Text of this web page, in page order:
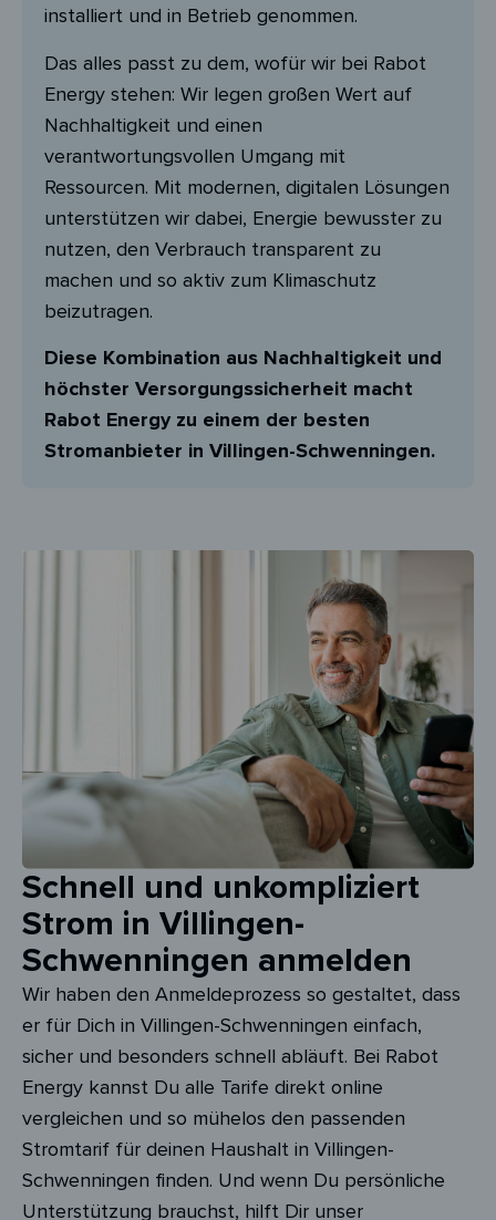
installiert und in Betrieb genommen.
Das alles passt zu dem, wofür wir bei Rabot
Energy stehen: Wir legen großen Wert auf
Nachhaltigkeit und einen
verantwortungsvollen Umgang mit
Ressourcen. Mit modernen, digitalen Lösungen
unterstützen wir dabei, Energie bewusster zu
nutzen, den Verbrauch transparent zu
machen und so aktiv zum Klimaschutz
beizutragen.
Diese Kombination aus Nachhaltigkeit und
höchster Versorgungssicherheit macht
Rabot Energy zu einem der besten
Stromanbieter in Villingen-Schwenningen.
Schnell und unkompliziert
Strom in Villingen-
Schwenningen anmelden
Wir haben den Anmeldeprozess so gestaltet, dass
er für Dich in Villingen-Schwenningen einfach,
sicher und besonders schnell abläuft. Bei Rabot
Energy kannst Du alle Tarife direkt online
vergleichen und so mühelos den passenden
Stromtarif für deinen Haushalt in Villingen-
Schwenningen finden. Und wenn Du persönliche
Unterstützung brauchst, hilft Dir unser